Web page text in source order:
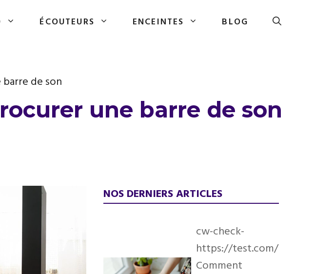
ÉCOUTEURS ENCEINTES BLOG
de son
une barre de son
NOS DERNIERS ARTICLES
cw-check-
https://test.com/
Comment